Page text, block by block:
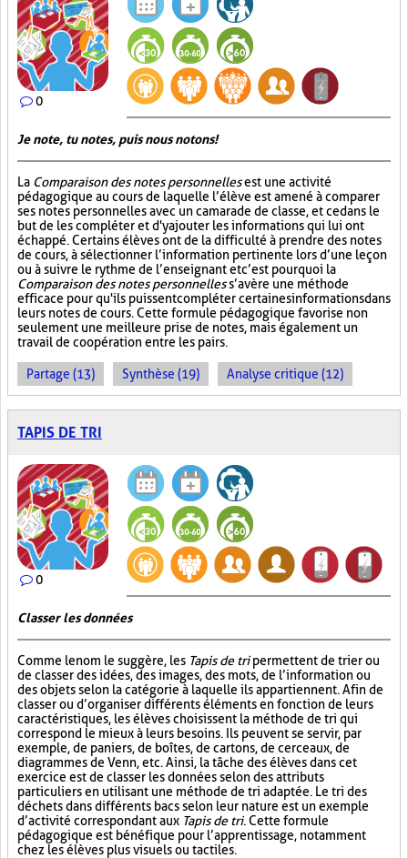
0
Je note, tu notes, puis nous notons!
La Comparaison des notes personnellesest une activité
pédagogique au cours de laquelle l’élève est amené à comparer
ses notes personnelles avec un camarade de classe, et ce dans le
but de les compléter et d'y ajouter les informations qui lui ont
échappé. Certains élèves ont de la difficulté à prendre des notes
de cours, à sélectionner l’information pertinente lors d’une leçon
ou à suivre le rythme de l’enseignant et c’est pourquoi la
Comparaison des notes personnelless’avère une méthode
efficace pour qu'ils puissent compléter certaines informations dans
leurs notes de cours. Cette formule pédagogique favorise non
seulement une meilleure prise de notes, mais également un
travail de coopération entre les pairs.
Partage (13) Synthèse (19) Analyse critique (12)
TAPIS DE TRI
0
Classer les données
Comme le nom le suggère, les Tapis de tripermettent de trier ou
de classer des idées, des images, des mots, de l’information ou
des objets selon la catégorie à laquelle ils appartiennent. Afin de
classer ou d’organiser différents éléments en fonction de leurs
caractéristiques, les élèves choisissent la méthode de tri qui
correspond le mieux à leurs besoins. Ils peuvent se servir, par
exemple, de paniers, de boîtes, de cartons, de cerceaux, de
diagrammes de Venn, etc. Ainsi, la tâche des élèves dans cet
exercice est de classer les données selon des attributs
particuliers en utilisant une méthode de tri adaptée. Le tri des
déchets dans différents bacs selon leur nature est un exemple
d’activité correspondant aux Tapis de tri. Cette formule
pédagogique est bénéfique pour l’apprentissage, notamment
chez les élèves plus visuels ou tactiles.